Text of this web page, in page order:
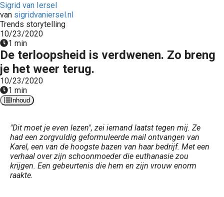
Sigrid van Iersel
van sigridvaniersel.nl
Trends storytelling
10/23/2020
1 min
De terloopsheid is verdwenen. Zo breng
je het weer terug.
10/23/2020
1 min
Inhoud
"Dit moet je even lezen", zei iemand laatst tegen mij. Ze
had een zorgvuldig geformuleerde mail ontvangen van
Karel, een van de hoogste bazen van haar bedrijf. Met een
verhaal over zijn schoonmoeder die euthanasie zou
krijgen. Een gebeurtenis die hem en zijn vrouw enorm
raakte.